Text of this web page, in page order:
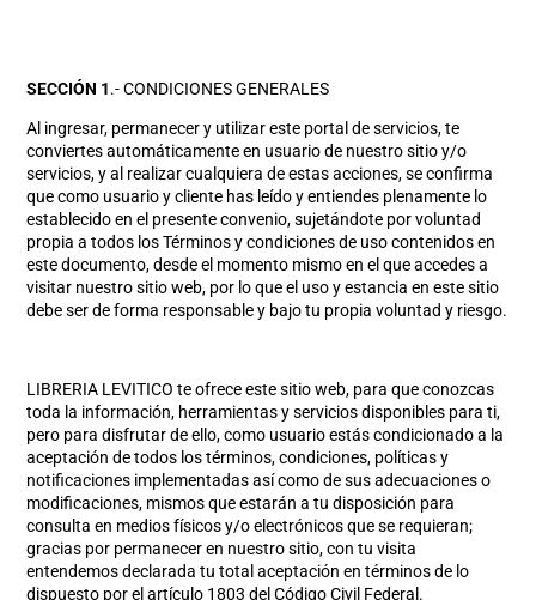
SECCIÓN 1.- CONDICIONES GENERALES
Al ingresar, permanecer y utilizar este portal de servicios, te
conviertes automáticamente en usuario de nuestro sitio y/o
servicios, y al realizar cualquiera de estas acciones, se confirma
que como usuario y cliente has leído y entiendes plenamente lo
establecido en el presente convenio, sujetándote por voluntad
propia a todos los Términos y condiciones de uso contenidos en
este documento, desde el momento mismo en el que accedes a
visitar nuestro sitio web, por lo que el uso y estancia en este sitio
debe ser de forma responsable y bajo tu propia voluntad y riesgo.
LIBRERIA LEVITICO te ofrece este sitio web, para que conozcas
toda la información, herramientas y servicios disponibles para ti,
pero para disfrutar de ello, como usuario estás condicionado a la
aceptación de todos los términos, condiciones, políticas y
notificaciones implementadas así como de sus adecuaciones o
modificaciones, mismos que estarán a tu disposición para
consulta en medios físicos y/o electrónicos que se requieran;
gracias por permanecer en nuestro sitio, con tu visita
entendemos declarada tu total aceptación en términos de lo
dispuesto por el artículo 1803 del Código Civil Federal.